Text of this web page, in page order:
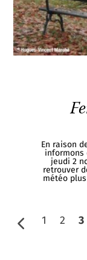
En raison
informons
jeudi 2
retrouver
météo
1 2 3